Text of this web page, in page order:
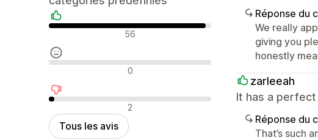
Avis positifs 56
Avis neutres 0
Avis négatifs 2
Tous les avis
Réponse du
We really
giving you
honestly
zarleeah
It has a
Réponse du
That’s such